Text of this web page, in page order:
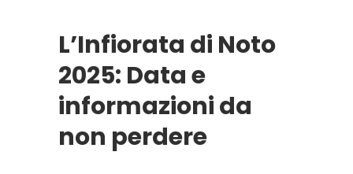
L’Infiorata di Noto
2025: Data e
informazioni da
non perdere